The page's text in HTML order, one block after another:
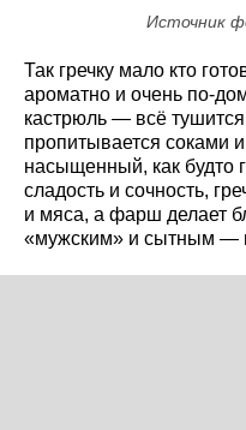
Источник
Так гречку мало кто
ароматно и очень по-
кастрюль — всё
пропитывается соками
насыщенный, как будто
сладость и сочность,
и мяса, а фарш делает
«мужским» и сытным —